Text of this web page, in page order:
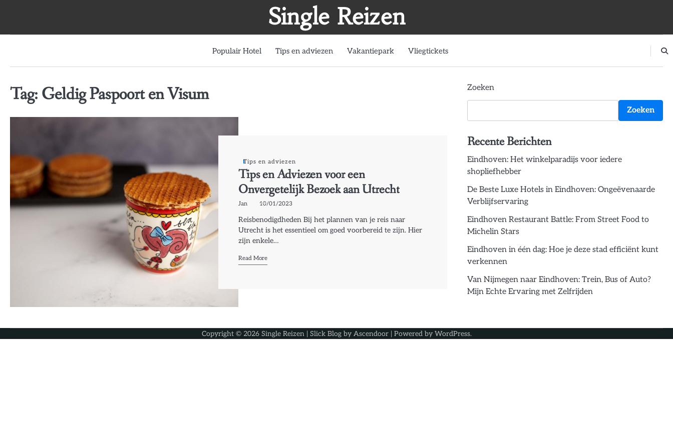
Single Reizen
Populair Hotel Tips en adviezen Vakantiepark Vliegtickets
Tag: Geldig Paspoort en Visum
Tips en adviezen
Tips en Adviezen voor een
Onvergetelijk Bezoek aan Utrecht
Jan 10/01/2023
Reisbenodigdheden Bij het plannen van je reis naar
Utrecht is het essentieel om goed voorbereid te zijn. Hier
zijn enkele…
Read More
Zoeken
Zoeken
Recente Berichten
Eindhoven: Het winkelparadijs voor iedere
shopliefhebber
De Beste Luxe Hotels in Eindhoven: Ongeëvenaarde
Verblijfservaring
Eindhoven Restaurant Battle: From Street Food to
Michelin Stars
Eindhoven in één dag: Hoe je deze stad efficiënt kunt
verkennen
Van Nijmegen naar Eindhoven: Trein, Bus of Auto?
Mijn Echte Ervaring met Zelfrijden
Copyright © 2026 Single Reizen| Slick Blog by Ascendoor| Powered by WordPress.